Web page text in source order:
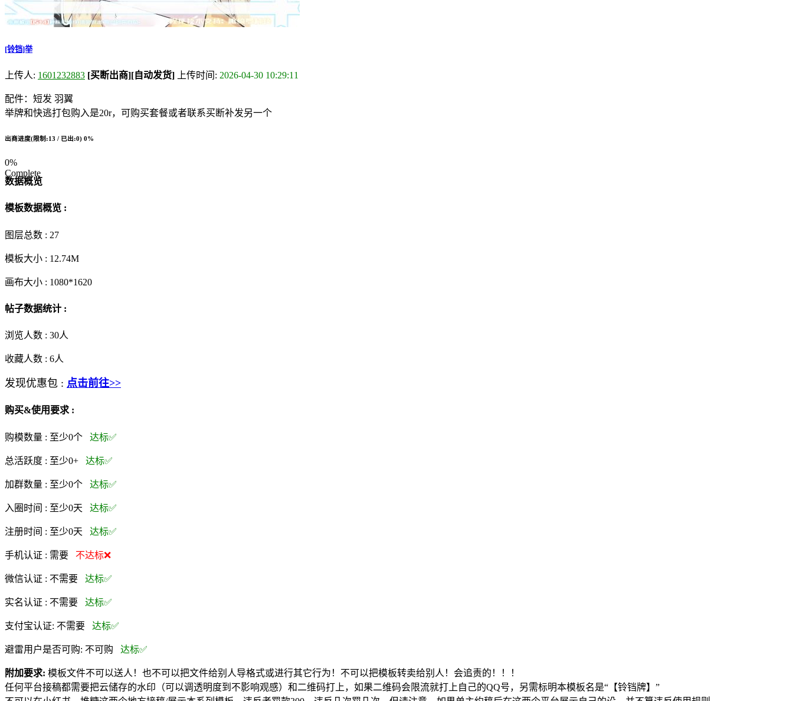
[铃铛]举
上传人: 1601232883 [买断出商][自动发货] 上传时间: 2026-04-30 10:29:11
配件：短发 羽翼
举牌和快逃打包购入是20r，可购买套餐或者联系买断补发另一个
出商进度(限制:13 / 已出:0) 0%
0%
Complete
数据概览
模板数据概览 :
图层总数 : 27
模板大小 : 12.74M
画布大小 : 1080*1620
帖子数据统计 :
浏览人数 : 30人
收藏人数 : 6人
发现优惠包 : 点击前往>>
购买&使用要求 :
购模数量 : 至少0个 达标✅
总活跃度 : 至少0+ 达标✅
加群数量 : 至少0个 达标✅
入圈时间 : 至少0天 达标✅
注册时间 : 至少0天 达标✅
手机认证 : 需要 不达标❌
微信认证 : 不需要 达标✅
实名认证 : 不需要 达标✅
支付宝认证: 不需要 达标✅
避雷用户是否可购: 不可购 达标✅
附加要求: 模板文件不可以送人！也不可以把文件给别人导格式或进行其它行为！不可以把模板转卖给别人！会追责的！！！
任何平台接稿都需要把云储存的水印（可以调透明度到不影响观感）和二维码打上，如果二维码会限流就打上自己的QQ号，另需标明本模板名是“【铃铛牌】”